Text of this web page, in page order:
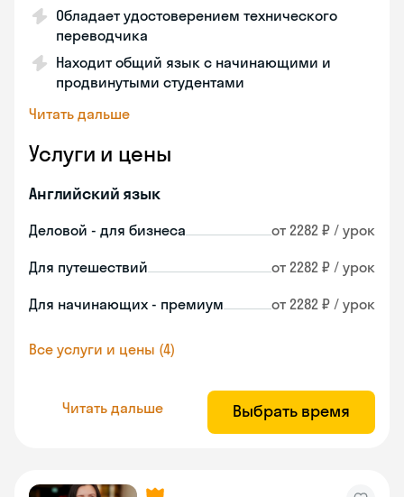
Обладает удостоверением технического
переводчика
Находит общий язык с начинающими и
продвинутыми студентами
Читать дальше
Услуги и цены
Английский язык
Деловой - для бизнеса от 2282 ₽ / урок
Для путешествий от 2282 ₽ / урок
Для начинающих - премиум от 2282 ₽ / урок
Все услуги и цены (4)
Читать дальше Выбрать время